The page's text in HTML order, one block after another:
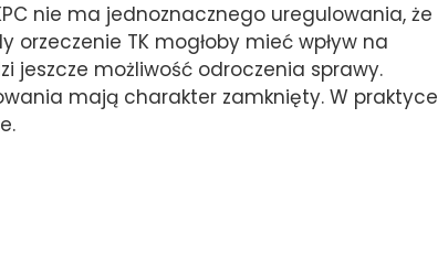
nie ma jednoznacznego uregulowania, że
TK mogłoby mieć wpływ na
jeszcze możliwość odroczenia sprawy.
mają charakter zamknięty. W praktyce